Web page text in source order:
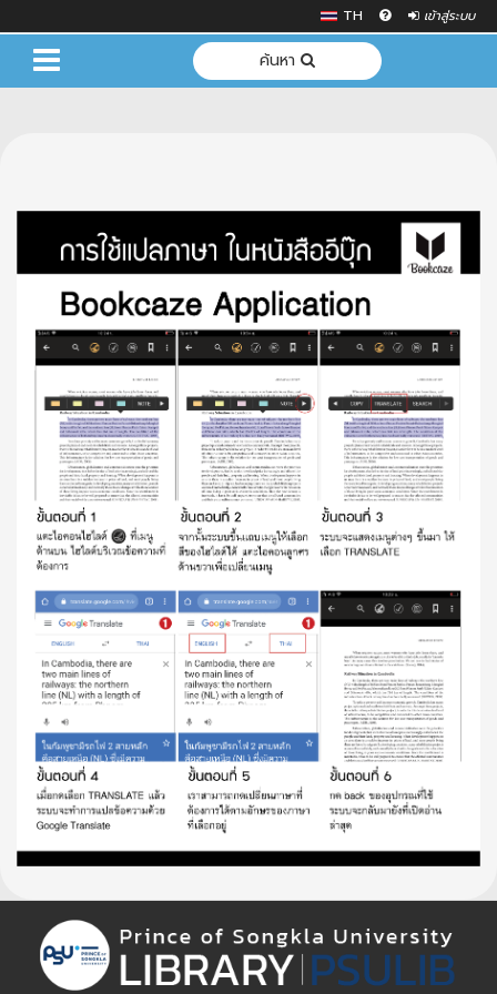
TH เข้าสู่ระบบ
ค้นหา